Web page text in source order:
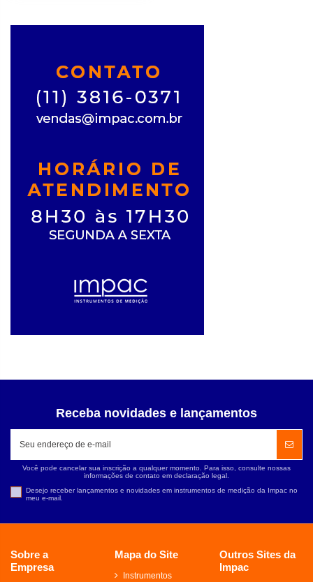
Receba novidades e lançamentos
Você pode cancelar sua inscrição a qualquer momento. Para isso, consulte nossas
informações de contato em declaração legal.
Desejo receber lançamentos e novidades em instrumentos de medição da Impac no
meu e-mail.
Sobre a
Empresa
Mapa do Site
Instrumentos
Outros Sites da
Impac